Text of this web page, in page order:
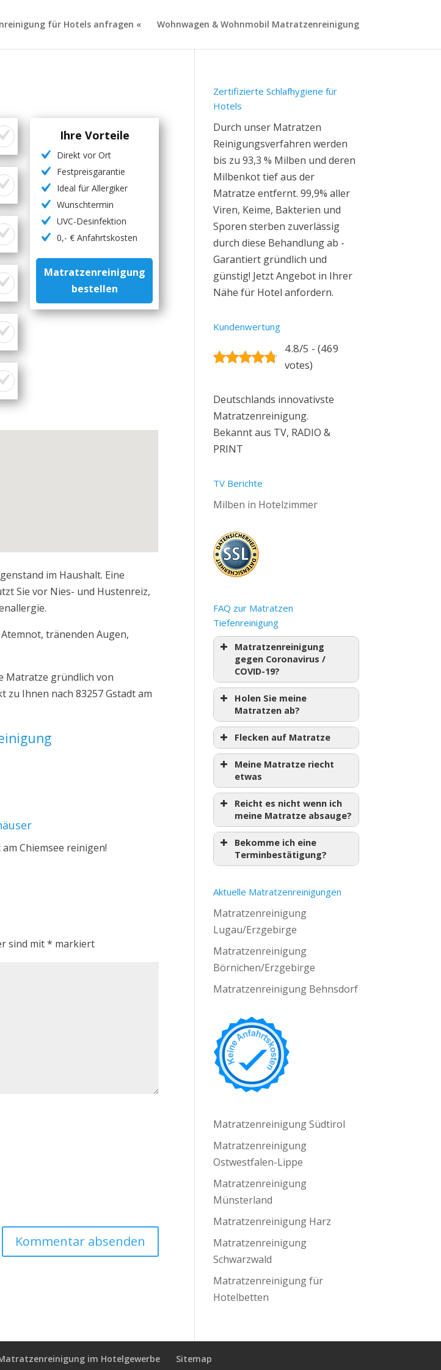
für Hotels anfragen « Wohnwagen & Wohnmobil Matratzenreinigung
Ihre Vorteile
Direkt vor Ort
Festpreisgarantie
Ideal für Allergiker
Wunschtermin
UVC-Desinfektion
0,- € Anfahrtskosten
Matratzenreinigung
bestellen
im Haushalt. Eine
Sie vor Nies- und Hustenreiz,
tränenden Augen,
Matratze gründlich von
Ihnen nach 83257 Gstadt am
Chiemsee reinigen!
sind mit* markiert
Zertifizierte Schlafhygiene für
Hotels
Durch unser Matratzen
Reinigungsverfahren werden
bis zu 93,3 % Milben und deren
Milbenkot tief aus der
Matratze entfernt. 99,9% aller
Viren, Keime, Bakterien und
Sporen sterben zuverlässig
durch diese Behandlung ab -
Garantiert gründlich und
günstig! Jetzt Angebot in Ihrer
Nähe für Hotel anfordern.
Kundenwertung
4.8/5 - (469
votes)
Deutschlands innovativste
Matratzenreinigung.
Bekannt aus TV, RADIO &
PRINT
TV Berichte
Milben in Hotelzimmer
FAQ zur Matratzen
Tiefenreinigung
Matratzenreinigung
gegen Coronavirus /
COVID-19?
Holen Sie meine
Matratzen ab?
Flecken auf Matratze
Meine Matratze riecht
etwas
Reicht es nicht wenn ich
meine Matratze absauge?
Bekomme ich eine
Terminbestätigung?
Aktuelle Matratzenreinigungen
Matratzenreinigung
Lugau/Erzgebirge
Matratzenreinigung
Börnichen/Erzgebirge
Matratzenreinigung Behnsdorf
Matratzenreinigung Südtirol
Matratzenreinigung
Ostwestfalen-Lippe
Matratzenreinigung
Münsterland
Matratzenreinigung Harz
Matratzenreinigung
Schwarzwald
Matratzenreinigung für
Hotelbetten
im Hotelgewerbe Sitemap